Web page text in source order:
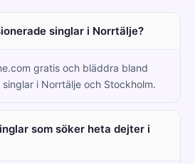
singlar i Norrtälje?
gratis och bläddra bland
i Norrtälje och Stockholm.
som söker heta dejter i